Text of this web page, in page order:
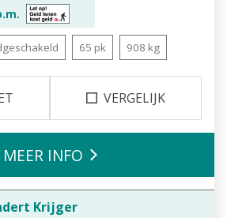
65 pk 908 kg
VERGELIJK
Krijger
MEER INFO